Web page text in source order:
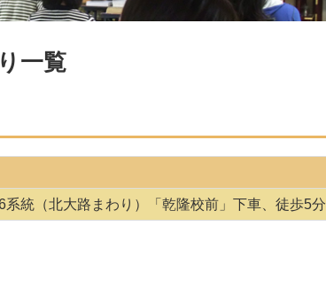
一覧
統（北大路まわり）「乾隆校前」下車、徒歩5分